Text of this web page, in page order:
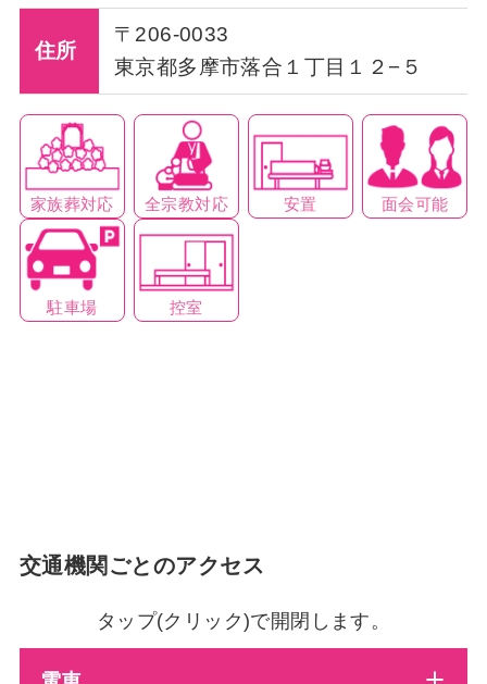
住所
〒206-0033
東京都多摩市落合１丁目１２−５
家族葬対応 全宗教対応 安置 面会可能
駐車場 控室
交通機関ごとのアクセス
タップ(クリック)で開閉します。